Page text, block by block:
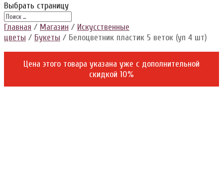
Выбрать страницу
Главная / Магазин / Искусственные
цветы / Букеты / Белоцветник пластик 5 веток (уп 4 шт)
Цена этого товара указана уже c дополнительной
скидкой 10%